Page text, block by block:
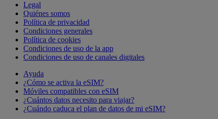
Legal
Quiénes somos
Política de privacidad
Condiciones generales
Política de cookies
Condiciones de uso de la app
Condiciones de uso de canales digitales
Ayuda
¿Cómo se activa la eSIM?
Móviles compatibles con eSIM
¿Cuántos datos necesito para viajar?
¿Cuándo caduca el plan de datos de mi eSIM?